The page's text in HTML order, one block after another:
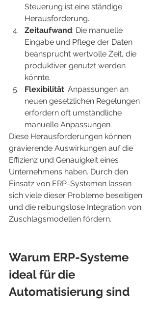
Steuerung ist eine ständige
Herausforderung.
Zeitaufwand: Die manuelle
Eingabe und Pflege der Daten
beansprucht wertvolle Zeit, die
produktiver genutzt werden
könnte.
Flexibilität: Anpassungen an
neuen gesetzlichen Regelungen
erfordern oft umständliche
manuelle Anpassungen.
Diese Herausforderungen können
gravierende Auswirkungen auf die
Effizienz und Genauigkeit eines
Unternehmens haben. Durch den
Einsatz von ERP-Systemen lassen
sich viele dieser Probleme beseitigen
und die reibungslose Integration von
Zuschlagsmodellen fördern.
Warum ERP-Systeme
ideal für die
Automatisierung sind